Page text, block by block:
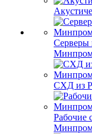
Серверы
СХД из
Рабочие